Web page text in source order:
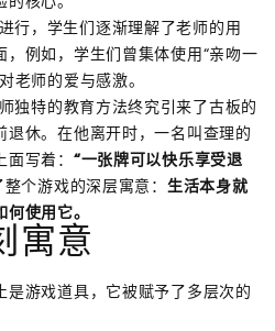
行，学生们逐渐理解了老师的用
例如，学生们曾集体使用“亲吻一
老师的爱与感激。
独特的教育方法终究引来了古板的
休。在他离开时，一名叫查理的
写着： “一张牌可以快乐享受退
个游戏的深层寓意： 生活本身就
使用它。
寓意
游戏道具，它被赋予了多层次的